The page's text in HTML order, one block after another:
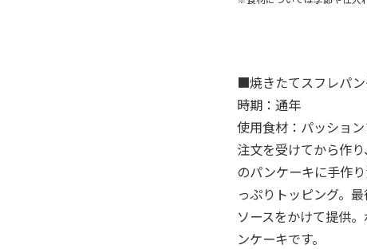
■焼きたてスフレパ
時期：通年
使用食材：パッショ
注文を受けてから作
のパンケーキに手作
っぷりトッピング。
ソースをかけて提供
ンケーキです。